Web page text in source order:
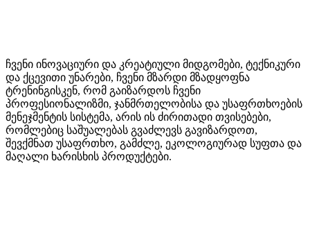
ჩვენი ინოვაციური და კრეატიული მიდგომები, ტექნიკური
და ქცევითი უნარები, ჩვენი მზარდი მზადყოფნა
ტრენინგისკენ, რომ გაიზარდოს ჩვენი
პროფესიონალიზმი, ჯანმრთელობისა და უსაფრთხოების
მენეჯმენტის სისტემა, არის ის ძირითადი თვისებები,
რომლებიც საშუალებას გვაძლევს გავიზარდოთ,
შევქმნათ უსაფრთხო, გამძლე, ეკოლოგიურად სუფთა და
მაღალი ხარისხის პროდუქტები.